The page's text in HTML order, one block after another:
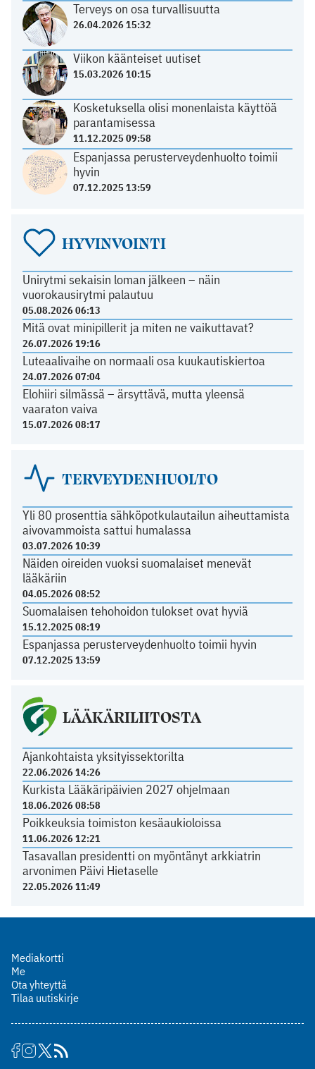
Terveys on osa turvallisuutta
26.04.2026 15:32
Viikon käänteiset uutiset
15.03.2026 10:15
Kosketuksella olisi monenlaista käyttöä
parantamisessa
11.12.2025 09:58
Espanjassa perusterveydenhuolto toimii
hyvin
07.12.2025 13:59
HYVINVOINTI
Unirytmi sekaisin loman jälkeen – näin
vuorokausirytmi palautuu
05.08.2026 06:13
Mitä ovat minipillerit ja miten ne vaikuttavat?
26.07.2026 19:16
Luteaalivaihe on normaali osa kuukautiskiertoa
24.07.2026 07:04
Elohiiri silmässä – ärsyttävä, mutta yleensä
vaaraton vaiva
15.07.2026 08:17
TERVEYDENHUOLTO
Yli 80 prosenttia sähköpotkulautailun aiheuttamista
aivovammoista sattui humalassa
03.07.2026 10:39
Näiden oireiden vuoksi suomalaiset menevät
lääkäriin
04.05.2026 08:52
Suomalaisen tehohoidon tulokset ovat hyviä
15.12.2025 08:19
Espanjassa perusterveydenhuolto toimii hyvin
07.12.2025 13:59
LÄÄKÄRILIITOSTA
Ajankohtaista yksityissektorilta
22.06.2026 14:26
Kurkista Lääkäripäivien 2027 ohjelmaan
18.06.2026 08:58
Poikkeuksia toimiston kesäaukioloissa
11.06.2026 12:21
Tasavallan presidentti on myöntänyt arkkiatrin
arvonimen Päivi Hietaselle
22.05.2026 11:49
Mediakortti
Me
Ota yhteyttä
Tilaa uutiskirje